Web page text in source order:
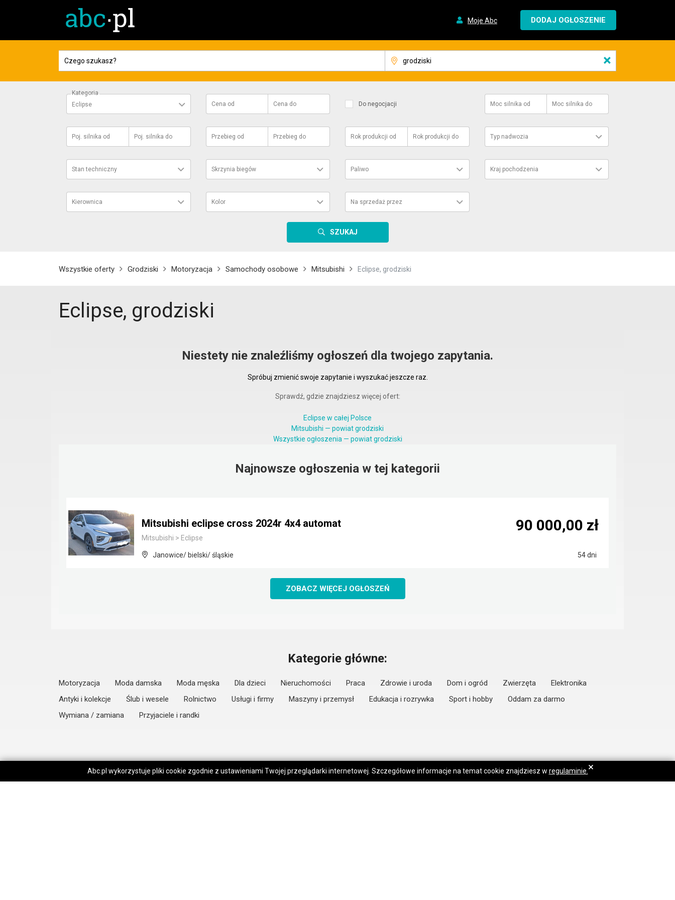
Moje Abc DODAJ OGŁOSZENIE
×
Kategoria
Eclipse
Cena od Cena do Do negocjacji Moc silnika od Moc silnika do
Poj. silnika od Poj. silnika do Przebieg od Przebieg do Rok produkcji od Rok produkcji do Typ nadwozia
Stan techniczny Skrzynia biegów Paliwo Kraj pochodzenia
Kierownica Kolor Na sprzedaż przez
SZUKAJ
Wszystkie oferty Grodziski Motoryzacja Samochody osobowe Mitsubishi Eclipse, grodziski
Eclipse, grodziski
Niestety nie znaleźliśmy ogłoszeń dla twojego zapytania.
Spróbuj zmienić swoje zapytanie i wyszukać jeszcze raz.
Sprawdź, gdzie znajdziesz więcej ofert:
Eclipse w całej Polsce
Mitsubishi — powiat grodziski
Wszystkie ogłoszenia — powiat grodziski
Najnowsze ogłoszenia w tej kategorii
Mitsubishi eclipse cross 2024r 4x4 automat
Mitsubishi > Eclipse
Janowice/ bielski/ śląskie 54 dni
90 000,00 zł
ZOBACZ WIĘCEJ OGŁOSZEŃ
Kategorie główne:
Motoryzacja Moda damska Moda męska Dla dzieci Nieruchomości Praca Zdrowie i uroda Dom i ogród Zwierzęta
Elektronika
Antyki i kolekcje
Ślub i wesele Rolnictwo Usługi i firmy Maszyny i przemysł Edukacja i rozrywka Sport i hobby
Oddam za darmo
Wymiana / zamiana
Przyjaciele i randki
Abc.pl wykorzystuje pliki cookie zgodnie z ustawieniami Twojej przeglądarki internetowej. Szczegółowe informacje na temat cookie znajdziesz w regulaminie. ×